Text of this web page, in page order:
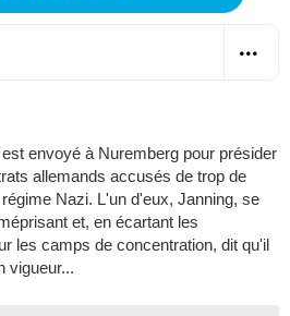
envoyé à Nuremberg pour présider
allemands accusés de trop de
Nazi. L'un d'eux, Janning, se
et, en écartant les
les camps de concentration, dit qu'il
vigueur...